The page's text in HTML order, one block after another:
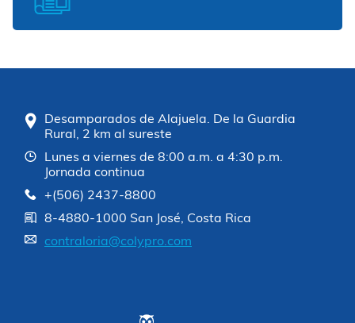
Desamparados de Alajuela. De la Guardia
Rural, 2 km al sureste
Lunes a viernes de 8:00 a.m. a 4:30 p.m.
Jornada continua
+(506) 2437-8800
8-4880-1000 San José, Costa Rica
contraloria@colypro.com